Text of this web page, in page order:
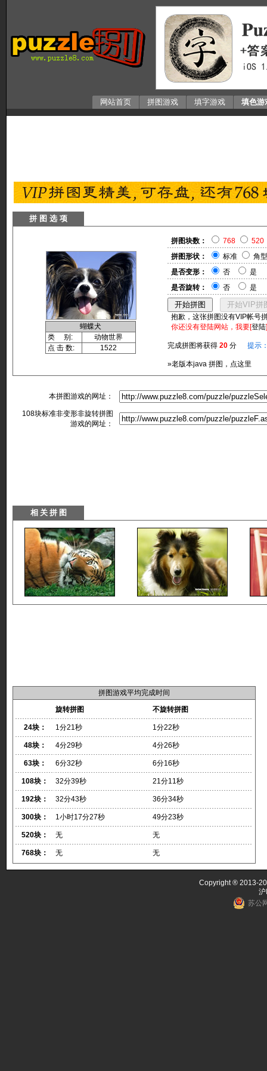
网站首页 拼图游戏 填字游戏 填色游
拼 图 选 项
蝴蝶犬
类 别:
动物世界
点 击 数:
1522
拼图块数： 768
520
拼图形状：
标准
角型
是否变形：
否
是
是否旋转：
否 是
抱歉，这张拼图没有VIP帐号
你还没有登陆网站，我要[登陆
完成拼图将获得 20 分 提示
»老版本java 拼图，点这里
本拼图游戏的网址：
108块标准非变形非旋转拼图
游戏的网址：
拼图游戏平均完成时间
旋转拼图
不旋转拼图
24块： 1分21秒 1分22秒
48块： 4分29秒 4分26秒
63块： 6分32秒 6分16秒
108块： 32分39秒 21分11秒
192块： 32分43秒 36分34秒
300块： 1小时17分27秒 49分23秒
520块： 无 无
768块： 无 无
Copyright ® 2013-
苏公